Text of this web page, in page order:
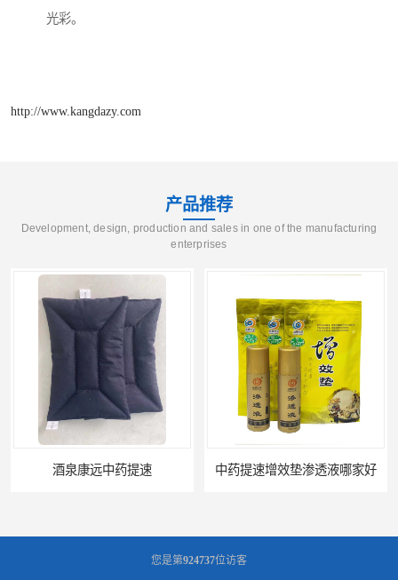
光彩。
http://www.kangdazy.com
产品推荐
Development, design, production and sales in one of the manufacturing
enterprises
酒泉康远中药提速 中药提速增效垫渗透液哪家好
您是第924737位访客